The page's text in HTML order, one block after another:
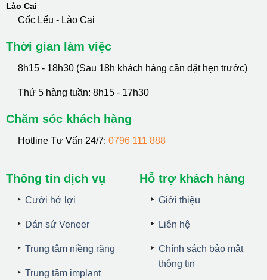
Lào Cai
Cốc Lếu - Lào Cai
Thời gian làm việc
8h15 - 18h30 (Sau 18h khách hàng cần đặt hẹn trước)
Thứ 5 hàng tuần: 8h15 - 17h30
Chăm sóc khách hàng
Hotline Tư Vấn 24/7: 0796 111 888
Thông tin dịch vụ
Cười hở lợi
Dán sứ Veneer
Trung tâm niềng răng
Trung tâm implant
Hỗ trợ khách hàng
Giới thiệu
Liên hệ
Chính sách bảo mật
thông tin